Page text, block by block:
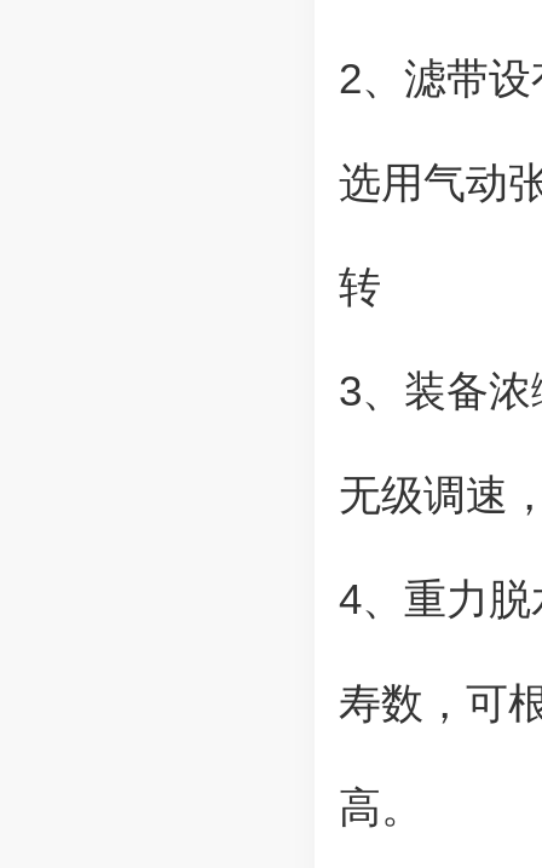
2、滤带
选用气动
转
3、装备
无级调速
4、重力
寿数，可
高。